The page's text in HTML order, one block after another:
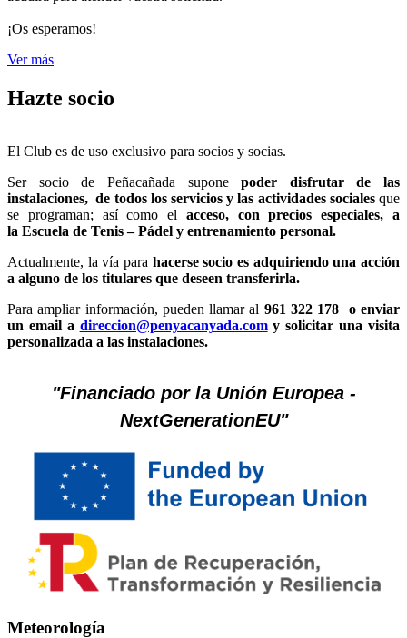
¡Os esperamos!
Ver más
Hazte socio
El Club es de uso exclusivo para socios y socias.
Ser socio de Peñacañada suponepoder disfrutar de las
instalaciones, de todos los servicios y las actividades sociales que
se programan; así como el acceso, con precios especiales, a
la Escuela de Tenis – Pádel y entrenamiento personal.
Actualmente, la vía para hacerse socio es adquiriendo una acción
a alguno de los titulares que deseen transferirla.
Para ampliar información, pueden llamar al 961 322 178 o enviar
un email a direccion@penyacanyada.comy solicitar una visita
personalizada a las instalaciones.
"Financiado por la Unión Europea -
NextGenerationEU"
Meteorología